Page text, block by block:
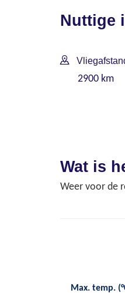
Nuttige
2900 km
Wat is
Weer voor de
Max. temp.